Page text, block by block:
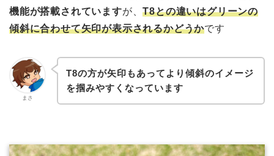
機能が搭載されていますが、T8との違いはグリーンの
傾斜に合わせて矢印が表示されるかどうかです
まさ
T8の方が矢印もあってより傾斜のイメージ
を掴みやすくなっています